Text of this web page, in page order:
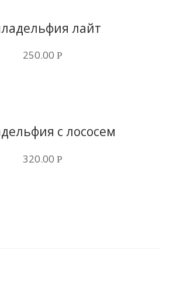
лайт
250.00 Р
с лососем
320.00 Р